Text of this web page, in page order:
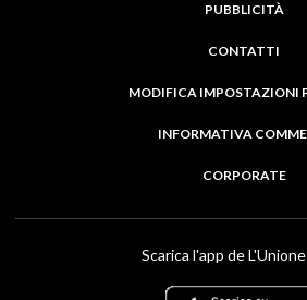
PUBBLICITÀ
CONTATTI
MODIFICA IMPOSTAZIONI
INFORMATIVA
CORPORATE
Scarica l'app de